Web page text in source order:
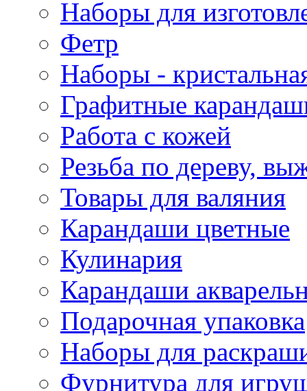
Наборы для
Фетр
Наборы -
Графитные
Работа с кожей
Резьба по дереву,
Товары для валяния
Карандаши цветные
Кулинария
Карандаши
Подарочная упаковка
Наборы для
Фурнитура для